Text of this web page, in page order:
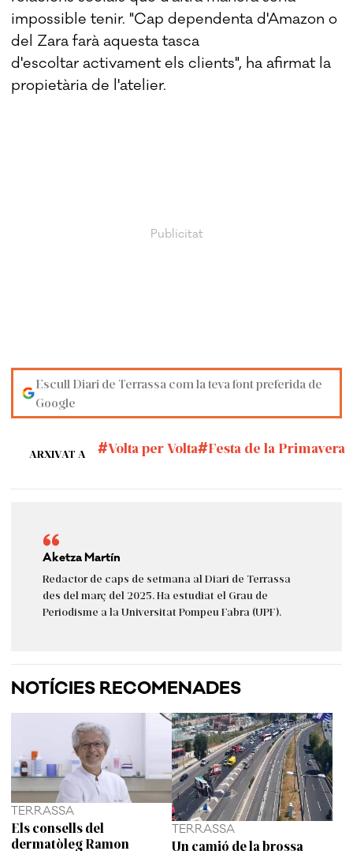
impossible tenir. "Cap dependenta d'Amazon o
del Zara farà aquesta tasca
d'escoltar activament els clients", ha afirmat la
propietària de l'atelier.
Escull Diari de Terrassa com la teva font preferida de
Google
ARXIVAT A Volta per Volta Festa de la Primavera
Aketza Martín
Redactor de caps de setmana al Diari de Terrassa
des del març del 2025. Ha estudiat el Grau de
Periodisme a la Universitat Pompeu Fabra (UPF).
NOTÍCIES RECOMENADES
TERRASSA
Els consells del
dermatòleg Ramon
TERRASSA
Un camió de la brossa